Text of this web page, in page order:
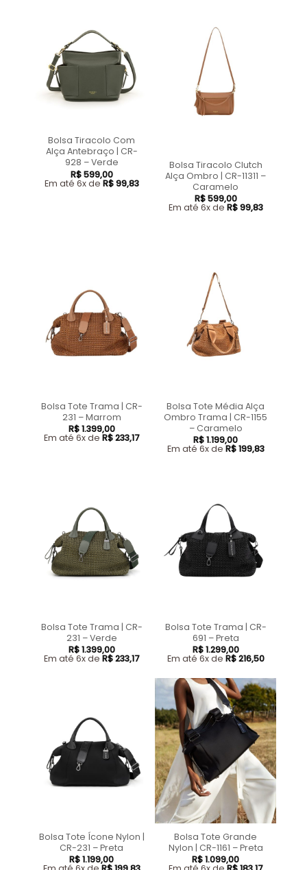
Bolsa Tiracolo Com
Alça Antebraço | CR-
928 – Verde
R$599,00
Em até 6x de R$99,83
Bolsa Tiracolo Clutch
Alça Ombro | CR-11311 –
Caramelo
R$599,00
Em até 6x de R$99,83
Bolsa Tote Trama | CR-
231 – Marrom
R$1.399,00
Em até 6x de R$233,17
Bolsa Tote Média Alça
Ombro Trama | CR-1155
– Caramelo
R$1.199,00
Em até 6x de R$199,83
Bolsa Tote Trama | CR-
231 – Verde
R$1.399,00
Em até 6x de R$233,17
Bolsa Tote Trama | CR-
691 – Preta
R$1.299,00
Em até 6x de R$216,50
Bolsa Tote Ícone Nylon |
CR-231 – Preta
R$1.199,00
Bolsa Tote Grande
Nylon | CR-1161 – Preta
R$1.099,00